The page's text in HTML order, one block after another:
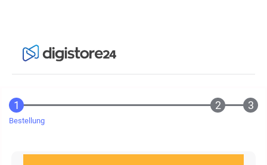
Bestellung